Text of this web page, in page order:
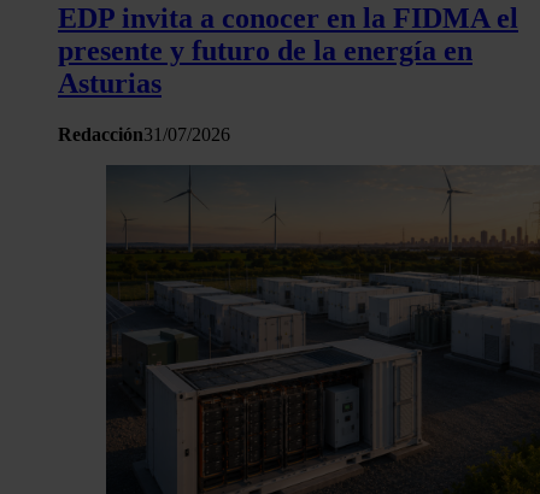
EDP invita a conocer en la FIDMA el
presente y futuro de la energía en
Asturias
Redacción31/07/2026